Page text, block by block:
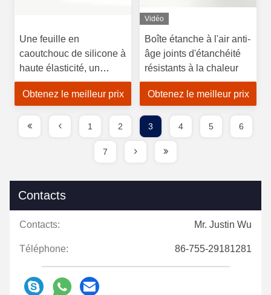
Une feuille en
caoutchouc de silicone à
haute élasticité, un
rouleau de feuille de
silicone anti-vibration
Obtenez le meilleur prix
Vidéo
Boîte étanche à l'air anti-
âge joints d'étanchéité
résistants à la chaleur
Obtenez le meilleur prix
1 2 3 4 5 6
7
Contacts
Contacts: Mr. Justin Wu
Téléphone: 86-755-29181281